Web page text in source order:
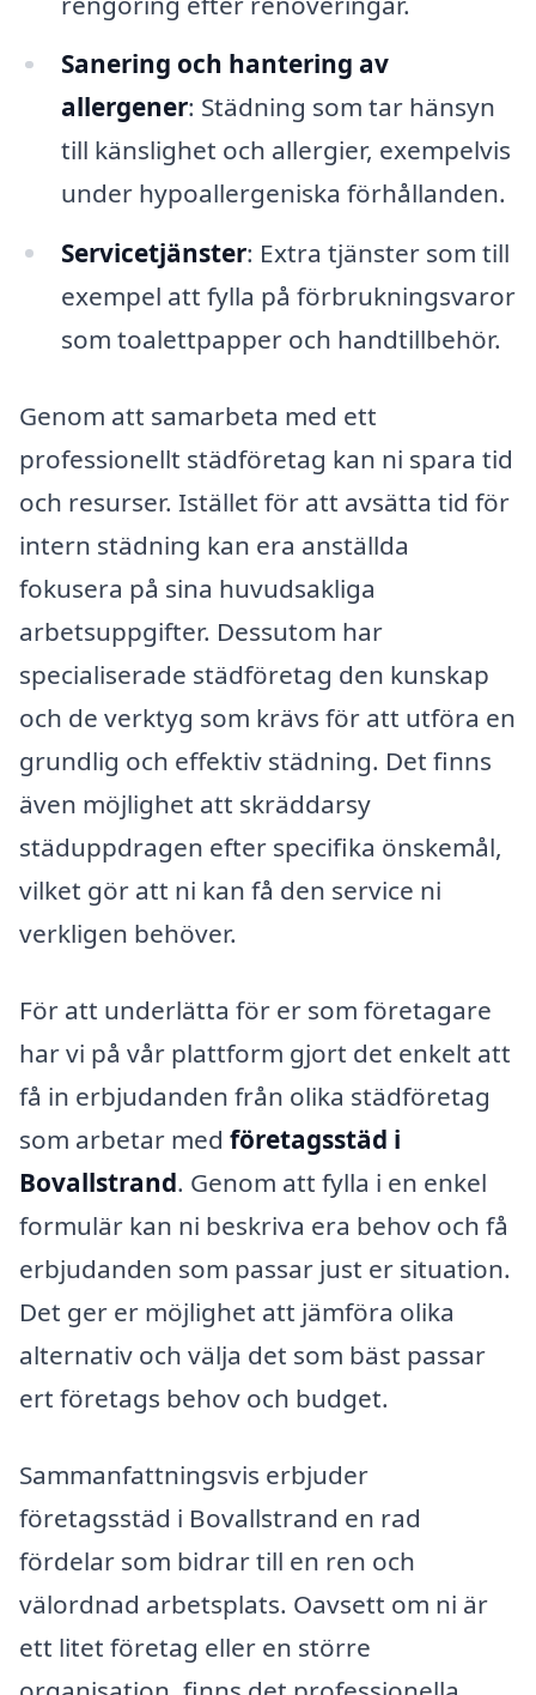
Sanering och hantering av
allergener: Städning som tar hänsyn
till känslighet och allergier, exempelvis
under hypoallergeniska förhållanden.
Servicetjänster: Extra tjänster som till
exempel att fylla på förbrukningsvaror
som toalettpapper och handtillbehör.
Genom att samarbeta med ett
professionellt städföretag kan ni spara tid
och resurser. Istället för att avsätta tid för
intern städning kan era anställda
fokusera på sina huvudsakliga
arbetsuppgifter. Dessutom har
specialiserade städföretag den kunskap
och de verktyg som krävs för att utföra en
grundlig och effektiv städning. Det finns
även möjlighet att skräddarsy
städuppdragen efter specifika önskemål,
vilket gör att ni kan få den service ni
verkligen behöver.
För att underlätta för er som företagare
har vi på vår plattform gjort det enkelt att
få in erbjudanden från olika städföretag
som arbetar med företagsstäd i
Bovallstrand. Genom att fylla i en enkel
formulär kan ni beskriva era behov och få
erbjudanden som passar just er situation.
Det ger er möjlighet att jämföra olika
alternativ och välja det som bäst passar
ert företags behov och budget.
Sammanfattningsvis erbjuder
företagsstäd i Bovallstrand en rad
fördelar som bidrar till en ren och
välordnad arbetsplats. Oavsett om ni är
ett litet företag eller en större